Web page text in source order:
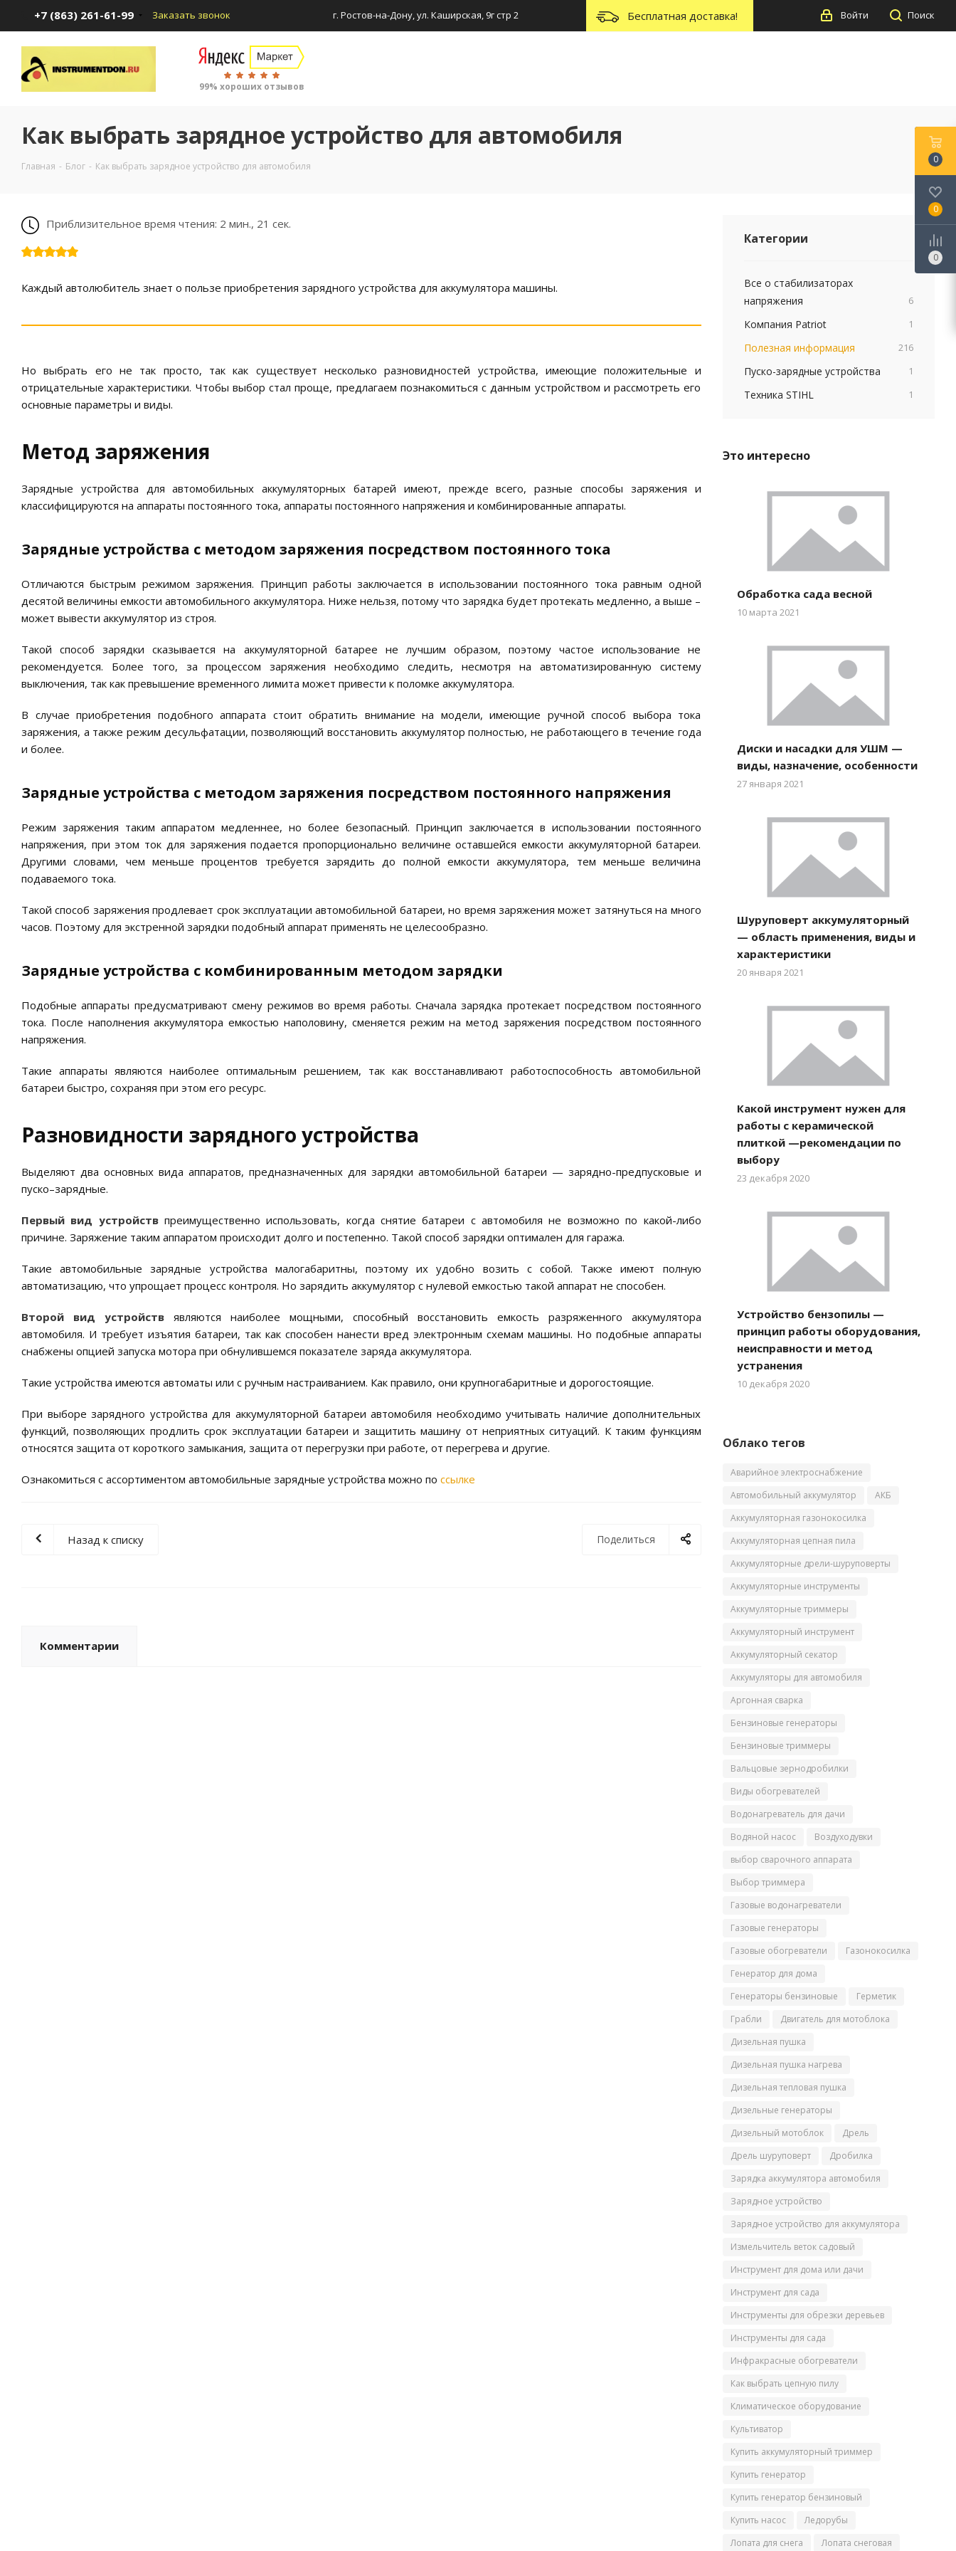
+7 (863) 261-61-99 Заказать звонок г. Ростов-на-Дону, ул. Каширская, 9г стр 2 Бесплатная доставка! Поиск
Войти
99% хороших отзывов
Как выбрать зарядное устройство для автомобиля
Главная - Блог - Как выбрать зарядное устройство для автомобиля
Приблизительное время чтения: 2 мин., 21 сек.
Каждый автолюбитель знает о пользе приобретения зарядного устройства для аккумулятора машины.
Но выбрать его не так просто, так как существует несколько разновидностей устройства, имеющие положительные и
отрицательные характеристики. Чтобы выбор стал проще, предлагаем познакомиться с данным устройством и рассмотреть его
основные параметры и виды.
Метод заряжения
Зарядные устройства для автомобильных аккумуляторных батарей имеют, прежде всего, разные способы заряжения и
классифицируются на аппараты постоянного тока, аппараты постоянного напряжения и комбинированные аппараты.
Зарядные устройства с методом заряжения посредством постоянного тока
Отличаются быстрым режимом заряжения. Принцип работы заключается в использовании постоянного тока равным одной
десятой величины емкости автомобильного аккумулятора. Ниже нельзя, потому что зарядка будет протекать медленно, а выше –
может вывести аккумулятор из строя.
Такой способ зарядки сказывается на аккумуляторной батарее не лучшим образом, поэтому частое использование не
рекомендуется. Более того, за процессом заряжения необходимо следить, несмотря на автоматизированную систему
выключения, так как превышение временного лимита может привести к поломке аккумулятора.
В случае приобретения подобного аппарата стоит обратить внимание на модели, имеющие ручной способ выбора тока
заряжения, а также режим десульфатации, позволяющий восстановить аккумулятор полностью, не работающего в течение года
и более.
Зарядные устройства с методом заряжения посредством постоянного напряжения
Режим заряжения таким аппаратом медленнее, но более безопасный. Принцип заключается в использовании постоянного
напряжения, при этом ток для заряжения подается пропорционально величине оставшейся емкости аккумуляторной батареи.
Другими словами, чем меньше процентов требуется зарядить до полной емкости аккумулятора, тем меньше величина
подаваемого тока.
Такой способ заряжения продлевает срок эксплуатации автомобильной батареи, но время заряжения может затянуться на много
часов. Поэтому для экстренной зарядки подобный аппарат применять не целесообразно.
Зарядные устройства с комбинированным методом зарядки
Подобные аппараты предусматривают смену режимов во время работы. Сначала зарядка протекает посредством постоянного
тока. После наполнения аккумулятора емкостью наполовину, сменяется режим на метод заряжения посредством постоянного
напряжения.
Такие аппараты являются наиболее оптимальным решением, так как восстанавливают работоспособность автомобильной
батареи быстро, сохраняя при этом его ресурс.
Разновидности зарядного устройства
Выделяют два основных вида аппаратов, предназначенных для зарядки автомобильной батареи — зарядно-предпусковые и
пуско–зарядные.
Первый вид устройствпреимущественно использовать, когда снятие батареи с автомобиля не возможно по какой-либо
причине. Заряжение таким аппаратом происходит долго и постепенно. Такой способ зарядки оптимален для гаража.
Такие автомобильные зарядные устройства малогабаритны, поэтому их удобно возить с собой. Также имеют полную
автоматизацию, что упрощает процесс контроля. Но зарядить аккумулятор с нулевой емкостью такой аппарат не способен.
Второй вид устройствявляются наиболее мощными, способный восстановить емкость разряженного аккумулятора
автомобиля. И требует изъятия батареи, так как способен нанести вред электронным схемам машины. Но подобные аппараты
снабжены опцией запуска мотора при обнулившемся показателе заряда аккумулятора.
Такие устройства имеются автоматы или с ручным настраиванием. Как правило, они крупногабаритные и дорогостоящие.
При выборе зарядного устройства для аккумуляторной батареи автомобиля необходимо учитывать наличие дополнительных
функций, позволяющих продлить срок эксплуатации батареи и защитить машину от неприятных ситуаций. К таким функциям
относятся защита от короткого замыкания, защита от перегрузки при работе, от перегрева и другие.
Ознакомиться с ассортиментом автомобильные зарядные устройства можно по ссылке
Поделиться
Назад к списку
Комментарии
Категории
Все о стабилизаторах
напряжения
6
Компания Patriot 1
Полезная информация 216
Пуско-зарядные устройства 1
Техника STIHL 1
Это интересно
Обработка сада весной
10 марта 2021
Диски и насадки для УШМ —
виды, назначение, особенности
27 января 2021
Шуруповерт аккумуляторный
— область применения, виды и
характеристики
20 января 2021
Какой инструмент нужен для
работы с керамической
плиткой —рекомендации по
выбору
23 декабря 2020
Устройство бензопилы —
принцип работы оборудования,
неисправности и метод
устранения
10 декабря 2020
Облако тегов
Аварийное электроснабжение
Автомобильный аккумулятор
АКБ
Аккумуляторная газонокосилка
Аккумуляторная цепная пила
Аккумуляторные дрели-шуруповерты
Аккумуляторные инструменты
Аккумуляторные триммеры
Аккумуляторный инструмент
Аккумуляторный секатор
Аккумуляторы для автомобиля
Аргонная сварка
Бензиновые генераторы
Бензиновые триммеры
Вальцовые зернодробилки
Виды обогревателей
Водонагреватель для дачи
Водяной насос
Воздуходувки
выбор сварочного аппарата
Выбор триммера
Газовые водонагреватели
Газовые генераторы
Газовые обогреватели
Газонокосилка
Генератор для дома
Генераторы бензиновые
Герметик
Грабли
Двигатель для мотоблока
Дизельная пушка
Дизельная пушка нагрева
Дизельная тепловая пушка
Дизельные генераторы
Дизельный мотоблок
Дрель
Дрель шуруповерт
Дробилка
Зарядка аккумулятора автомобиля
Зарядное устройство
Зарядное устройство для аккумулятора
Измельчитель веток садовый
Инструмент для дома или дачи
Инструмент для сада
Инструменты для обрезки деревьев
Инструменты для сада
Инфракрасные обогреватели
Как выбрать цепную пилу
Климатическое оборудование
Культиватор
Купить аккумуляторный триммер
Купить генератор
Купить генератор бензиновый
Купить насос
Ледорубы
Лопата для снега
Лопата снеговая
0
0
0